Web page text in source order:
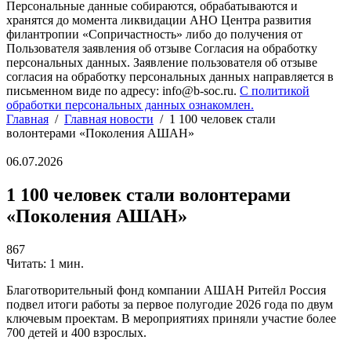
Персональные данные собираются, обрабатываются и
хранятся до момента ликвидации АНО Центра развития
филантропии «Сопричастность» либо до получения от
Пользователя заявления об отзыве Согласия на обработку
персональных данных. Заявление пользователя об отзыве
согласия на обработку персональных данных направляется в
письменном виде по адресу: info@b-soc.ru. С политикой
обработки персональных данных ознакомлен.
Главная / Главная новости / 1 100 человек стали
волонтерами «Поколения АШАН»
06.07.2026
1 100 человек стали волонтерами
«Поколения АШАН»
867
Читать: 1 мин.
Благотворительный фонд компании АШАН Ритейл Россия
подвел итоги работы за первое полугодие 2026 года по двум
ключевым проектам. В мероприятиях приняли участие более
700 детей и 400 взрослых.